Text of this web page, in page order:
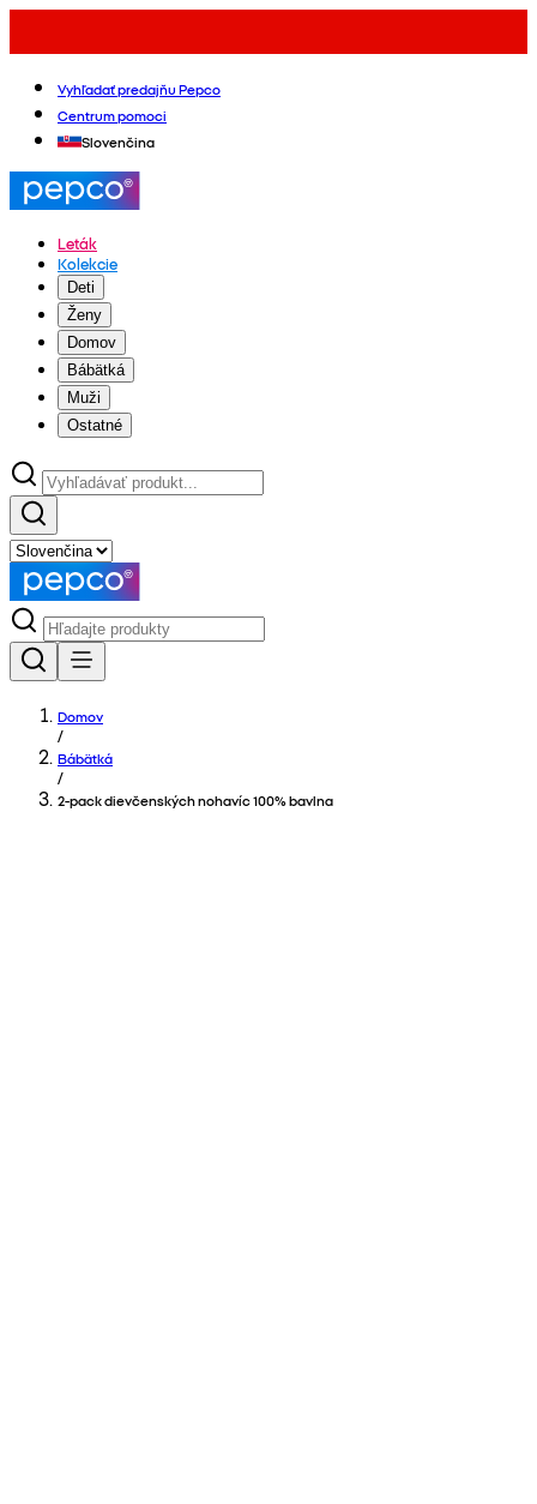
Vyhľadať predajňu Pepco
Centrum pomoci
Slovenčina
Leták
Kolekcie
Deti
Ženy
Domov
Bábätká
Muži
Ostatné
Domov
/
Bábätká
/
2-pack dievčenských nohavíc 100% bavlna